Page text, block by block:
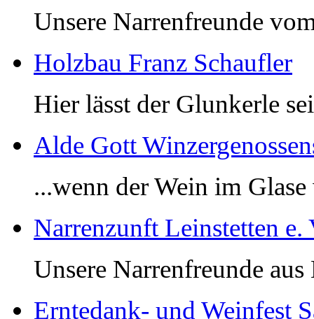
Unsere Narrenfreunde
Holzbau Franz Schaufler
Hier lässt der Glunkerle
Alde Gott
...wenn der Wein im
Narrenzunft Leinstetten e.
Unsere Narrenfreunde
Erntedank- und Weinfest